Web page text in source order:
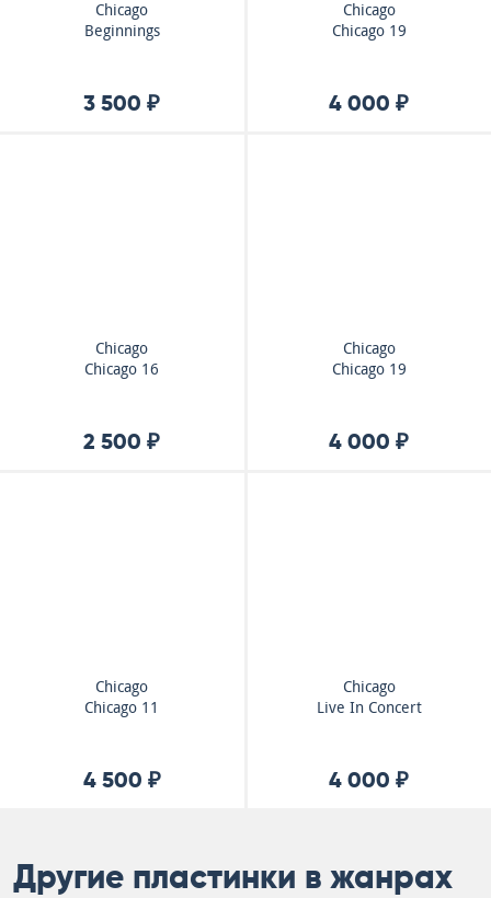
Chicago
Beginnings
3 500 ₽
Chicago
Chicago 19
4 000 ₽
Chicago
Chicago 16
2 500 ₽
Chicago
Chicago 19
4 000 ₽
Chicago
Chicago 11
4 500 ₽
Chicago
Live In Concert
4 000 ₽
Другие пластинки в жанрах